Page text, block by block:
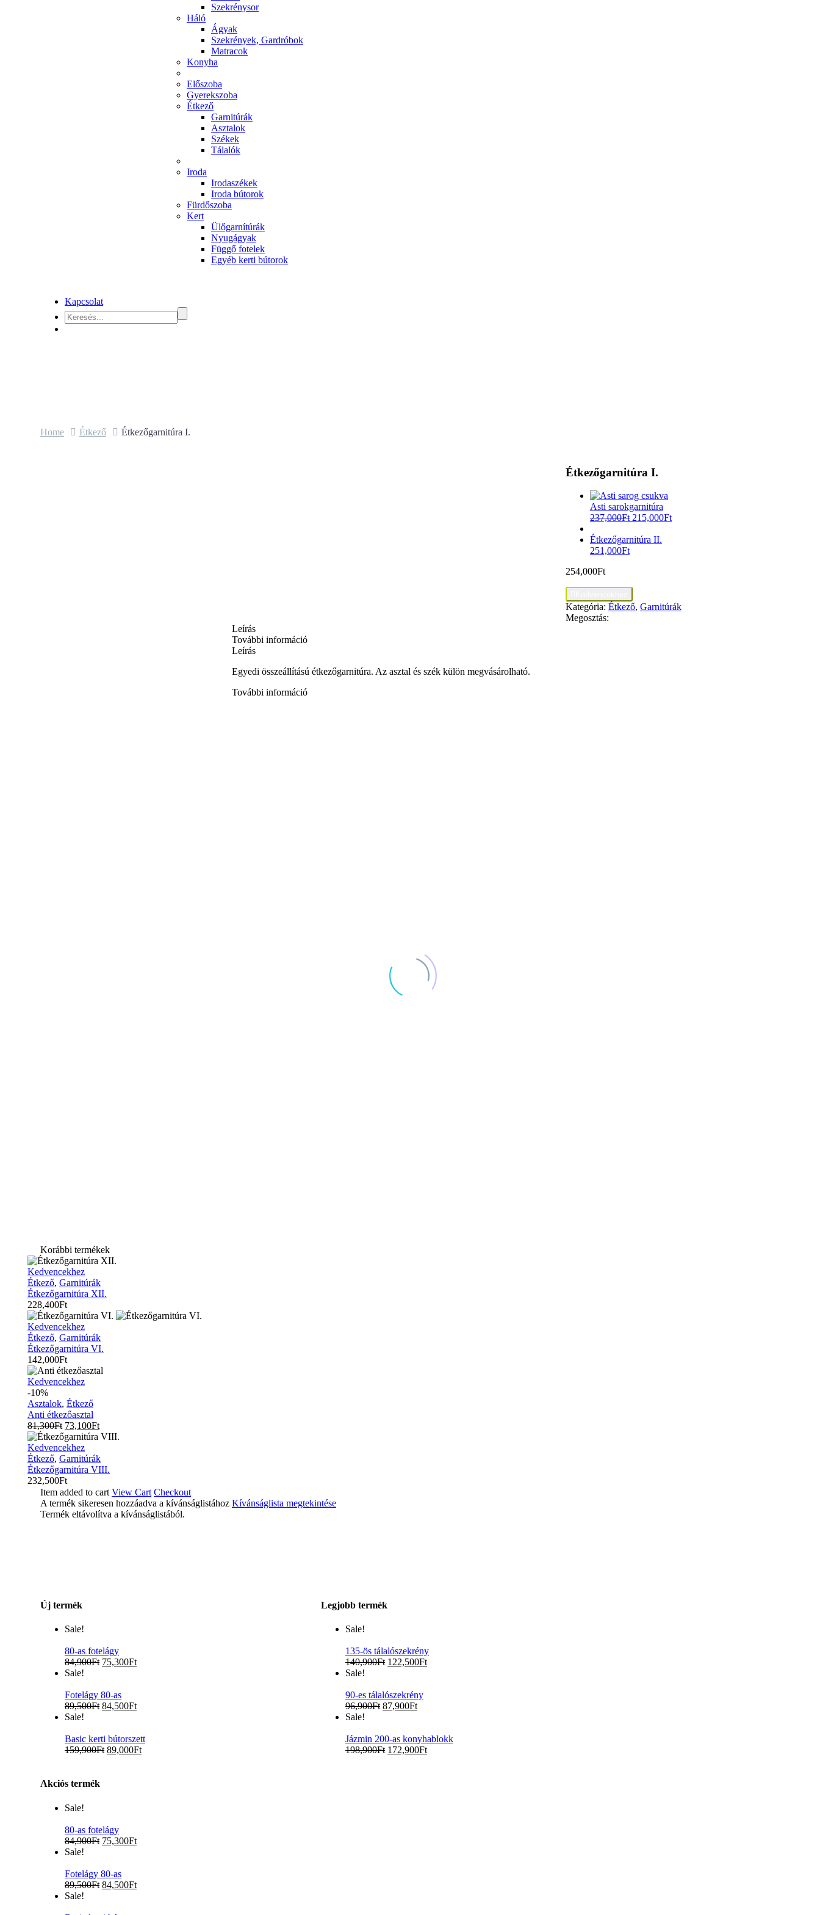
Szekrénysor
Háló
Ágyak
Szekrények, Gardróbok
Matracok
Konyha
Előszoba
Gyerekszoba
Étkező
Garnitúrák
Asztalok
Székek
Tálalók
Iroda
Irodaszékek
Iroda bútorok
Fürdőszoba
Kert
Ülőgarnítúrák
Nyugágyak
Függő fotelek
Egyéb kerti bútorok
Kapcsolat
Home Étkező Étkezőgarnitúra I.
Étkezőgarnitúra I.
Asti sarokgarnitúra
237,000Ft 215,000Ft
Étkezőgarnitúra II.
251,000Ft
254,000Ft
Kategória: Étkező, Garnitúrák
Megosztás:
Leírás
További információ
Leírás
Egyedi összeállítású étkezőgarnitúra. Az asztal és szék külön megvásárolható.
További információ
Korábbi termékek
Étkezőgarnitúra
XII.
Kedvencekhez
Étkező, Garnitúrák
Étkezőgarnitúra XII.
228,400Ft
Étkezőgarnitúra
VI.
Kedvencekhez
Étkező, Garnitúrák
Étkezőgarnitúra VI.
142,000Ft
Anti
étkezőasztal
Kedvencekhez
-10%
Asztalok, Étkező
Anti étkezőasztal
81,300Ft 73,100Ft
Étkezőgarnitúra
VIII.
Kedvencekhez
Étkező, Garnitúrák
Étkezőgarnitúra VIII.
232,500Ft
Item added to cart View Cart Checkout
A termék sikeresen hozzáadva a kívánságlistához Kívánságlista megtekintése
Termék eltávolítva a kívánságlistából.
Új termék
Sale!
80-as fotelágy
84,900Ft 75,300Ft
Sale!
Fotelágy 80-as
89,500Ft 84,500Ft
Sale!
Basic kerti bútorszett
159,900Ft 89,000Ft
Legjobb termék
Sale!
135-ös tálalószekrény
140,900Ft 122,500Ft
Sale!
90-es tálalószekrény
96,900Ft 87,900Ft
Sale!
Jázmin 200-as konyhablokk
198,900Ft 172,900Ft
Akciós termék
Sale!
80-as fotelágy
84,900Ft 75,300Ft
Sale!
Fotelágy 80-as
89,500Ft 84,500Ft
Sale!